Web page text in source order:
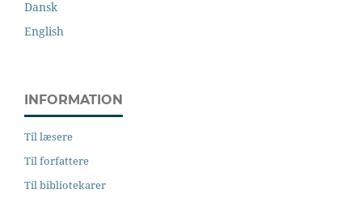
Dansk
English
INFORMATION
Til læsere
Til forfattere
Til bibliotekarer